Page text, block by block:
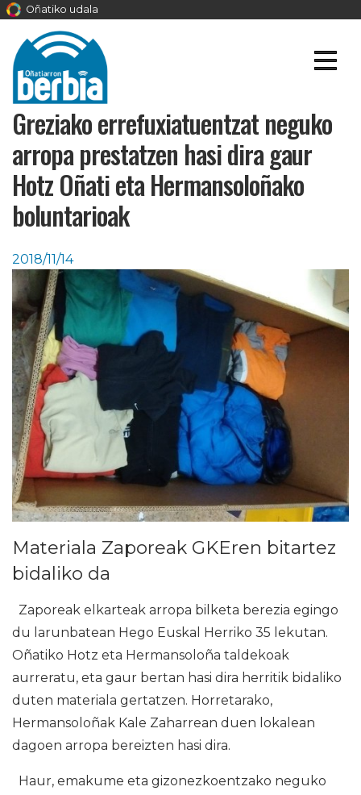
Oñatiko udala
Greziako errefuxiatuentzat neguko
arropa prestatzen hasi dira gaur
Hotz Oñati eta Hermansoloñako
boluntarioak
2018/11/14
Materiala Zaporeak GKEren bitartez
bidaliko da
Zaporeak elkarteak arropa bilketa berezia egingo
du larunbatean Hego Euskal Herriko 35 lekutan.
Oñatiko Hotz eta Hermansoloña taldekoak
aurreratu, eta gaur bertan hasi dira herritik bidaliko
duten materiala gertatzen. Horretarako,
Hermansoloñak Kale Zaharrean duen lokalean
dagoen arropa bereizten hasi dira.
Haur, emakume eta gizonezkoentzako neguko